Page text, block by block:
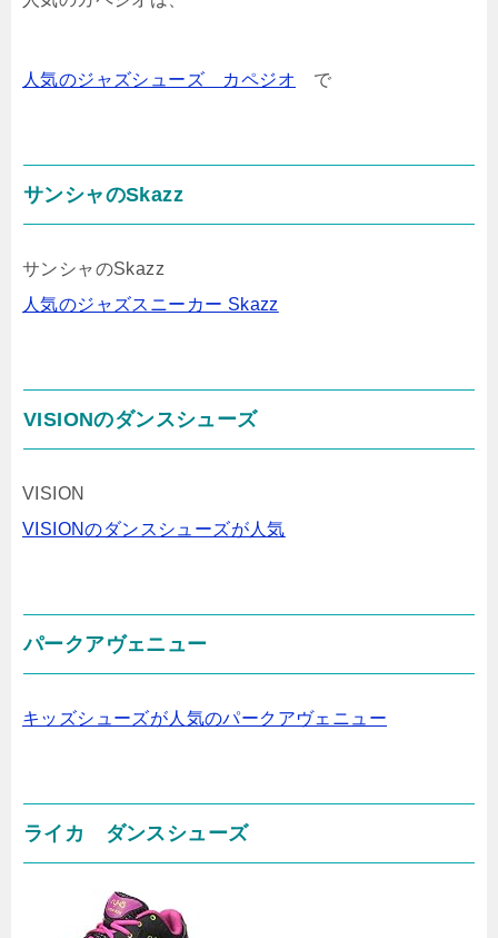
人気のジャズシューズ カペジオ で
サンシャのSkazz
サンシャのSkazz
人気のジャズスニーカー Skazz
VISIONのダンスシューズ
VISION
VISIONのダンスシューズが人気
パークアヴェニュー
キッズシューズが人気のパークアヴェニュー
ライカ ダンスシューズ